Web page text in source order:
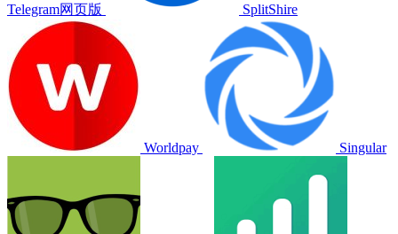
Telegram网页版 SplitShire
Worldpay Singular